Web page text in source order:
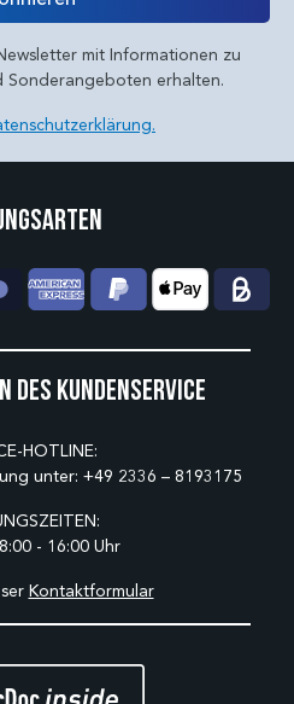
mit Informationen zu
Sonderangeboten erhalten.
des Kundenservice
HOTLINE:
unter: +49 2336 – 8193175
- 16:00 Uhr
Kontaktformular